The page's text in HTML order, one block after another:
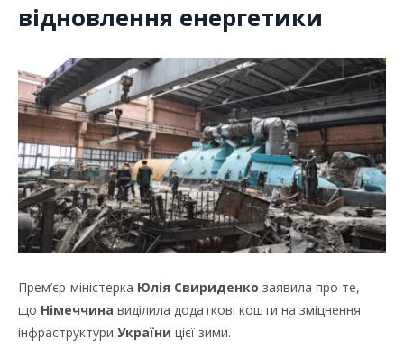
відновлення енергетики
Прем’єр-міністерка Юлія Свириденко заявила про те,
що Німеччина виділила додаткові кошти на зміцнення
інфраструктури України цієї зими.